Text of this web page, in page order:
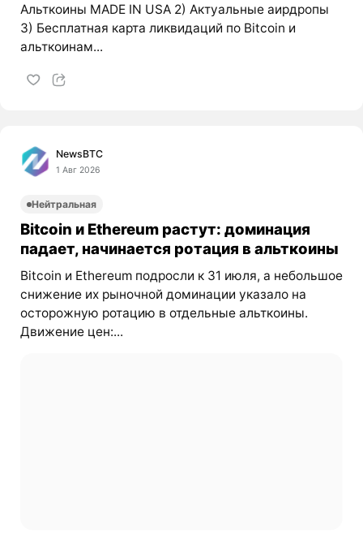
Альткоины MADE IN USA 2) Актуальные аирдропы
3) Бесплатная карта ликвидаций по Bitcoin и
альткоинам...
NewsBTC
1 Авг 2026
Нейтральная
Bitcoin и Ethereum растут: доминация
падает, начинается ротация в альткоины
Bitcoin и Ethereum подросли к 31 июля, а небольшое
снижение их рыночной доминации указало на
осторожную ротацию в отдельные альткоины.
Движение цен:...